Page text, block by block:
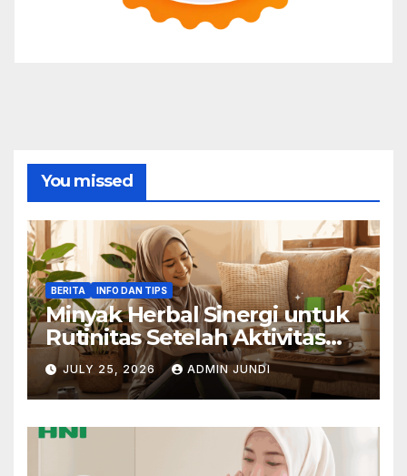
You missed
BERITA INFO DAN TIPS
Minyak Herbal Sinergi untuk
Rutinitas Setelah Aktivitas
Padat
JULY 25, 2026 ADMIN JUNDI